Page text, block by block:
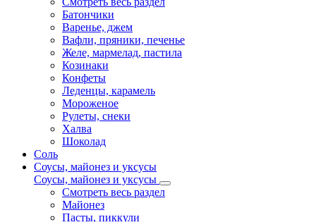
Батончики
Варенье, джем
Вафли, пряники, печенье
Желе, мармелад, пастила
Козинаки
Конфеты
Леденцы, карамель
Мороженое
Рулеты, снеки
Халва
Шоколад
Соль
Соусы, майонез и уксусы
Соусы, майонез и уксусы
Смотреть весь раздел
Майонез
Пасты, пиккули